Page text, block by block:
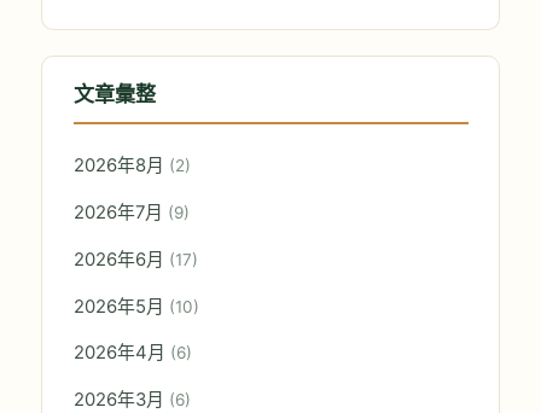
文章彙整
2026年8月 (2)
2026年7月 (9)
2026年6月 (17)
2026年5月 (10)
2026年4月 (6)
2026年3月 (6)